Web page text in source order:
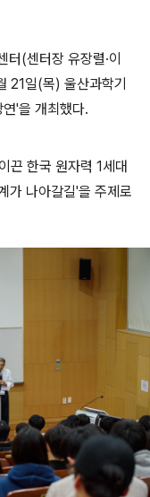
(센터장 유장렬·이
21일(목) 울산과학기
'을 개최했다.
끈 한국 원자력 1세대
가 나아갈길'을 주제로